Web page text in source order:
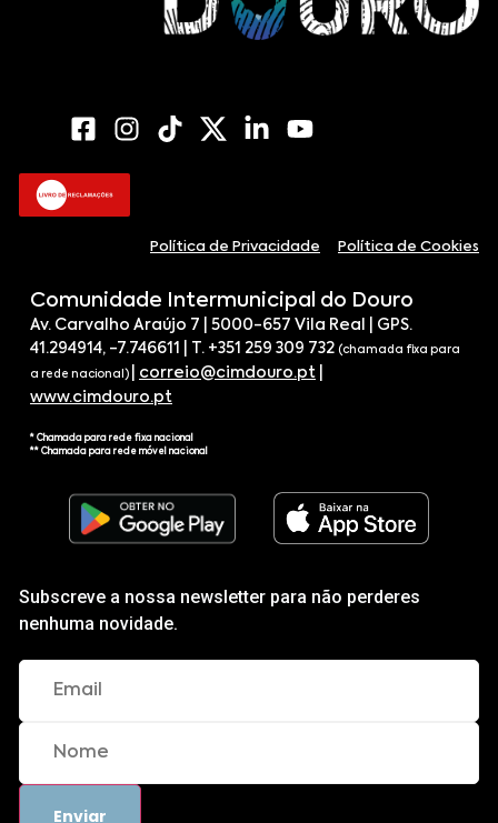
Política de Privacidade Política de Cookies
Comunidade Intermunicipal do Douro
Av. Carvalho Araújo 7 | 5000-657 Vila Real | GPS.
41.294914, -7.746611 | T. +351 259 309 732 (chamada fixa para
a rede nacional) correio@cimdouro.pt
www.cimdouro.pt
* Chamada para rede fixa nacional
** Chamada para rede móvel nacional
Subscreve a nossa newsletter para não perderes
nenhuma novidade.